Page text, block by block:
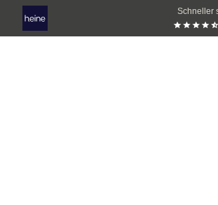
Schneller